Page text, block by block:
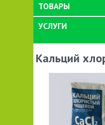
ТОВАРЫ
УСЛУГИ
Кальций